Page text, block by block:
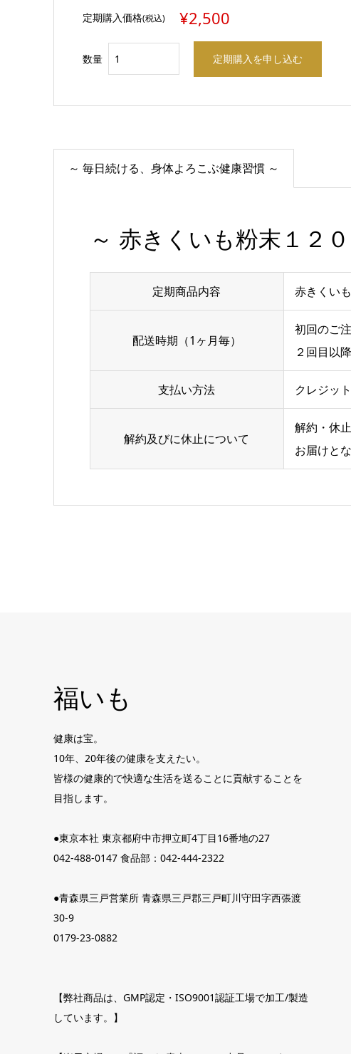
定期購入価格(税込) ¥2,500
数量
～ 毎日続ける、身体よろこぶ健康習慣 ～
～ 赤きくいも粉末１２
定期商品内容 赤きくい
配送時期（1ヶ月毎）
初回のご
２回目以
支払い方法 クレジッ
解約及びに休止について
解約・休
お届けと
福いも
健康は宝。
10年、20年後の健康を支えたい。
皆様の健康的で快適な生活を送ることに貢献することを
目指します。
●東京本社 東京都府中市押立町4丁目16番地の27
042-488-0147 食品部：042-444-2322
●青森県三戸営業所 青森県三戸郡三戸町川守田字西張渡
30-9
0179-23-0882
【弊社商品は、GMP認定・ISO9001認証工場で加工/製造
しています。】